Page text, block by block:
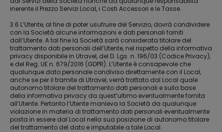
inerente il Prezzo Servizi Local, i Costi Accessori e le Tasse.
3.6 L’Utente, al fine di poter usufruire del Servizio, dovrà condividere
con la Società alcune informazioni e dati personali forniti
dall’Utente. A tal fine la Società sarà considerata titolare del
trattamento dati personali dell’Utente, nel rispetto della informativa
privacy disponibile in Utravel, del D. Lgs. n. 196/03 (Codice Privacy),
e del Reg. UE n. 679/2016 (GDPR). L’Utente è consapevole che
qualunque dato personale condiviso direttamente con il Local,
anche se per il tramite di Utravel, verrà trattato dal Local quale
autonomo titolare del trattamento dati personali e sulla base
della informativa privacy da quest’ultimo eventualmente fornita
all’Utente. Pertanto l’Utente manleva la Società da qualunque
violazione in materia di trattamento dati personali eventualmente
posta in essere dal Local nella sua posizione di autonomo titolare
del trattamento del dato e imputabile a tale Local.